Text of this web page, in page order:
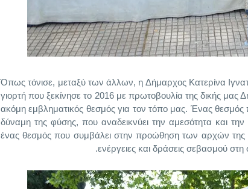
Όπως τόνισε, μεταξύ των άλλων, η Δήμαρχος Κατερίνα
γιορτή που ξεκίνησε το 2016 με πρωτοβουλία της δικής μας
ακόμη εμβληματικός θεσμός για τον τόπο μας. Ένας
δύναμη της φύσης, που αναδεικνύει την αμεσότητα και
ένας θεσμός που συμβάλει στην προώθηση των αρχών της
ενέργειες και δράσεις σεβασμού